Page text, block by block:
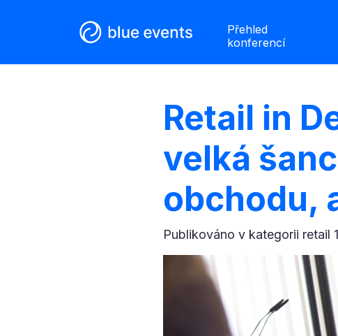
Přehled
konferencí
Retail in
velká
obchodu,
Publikováno v kategorii retail